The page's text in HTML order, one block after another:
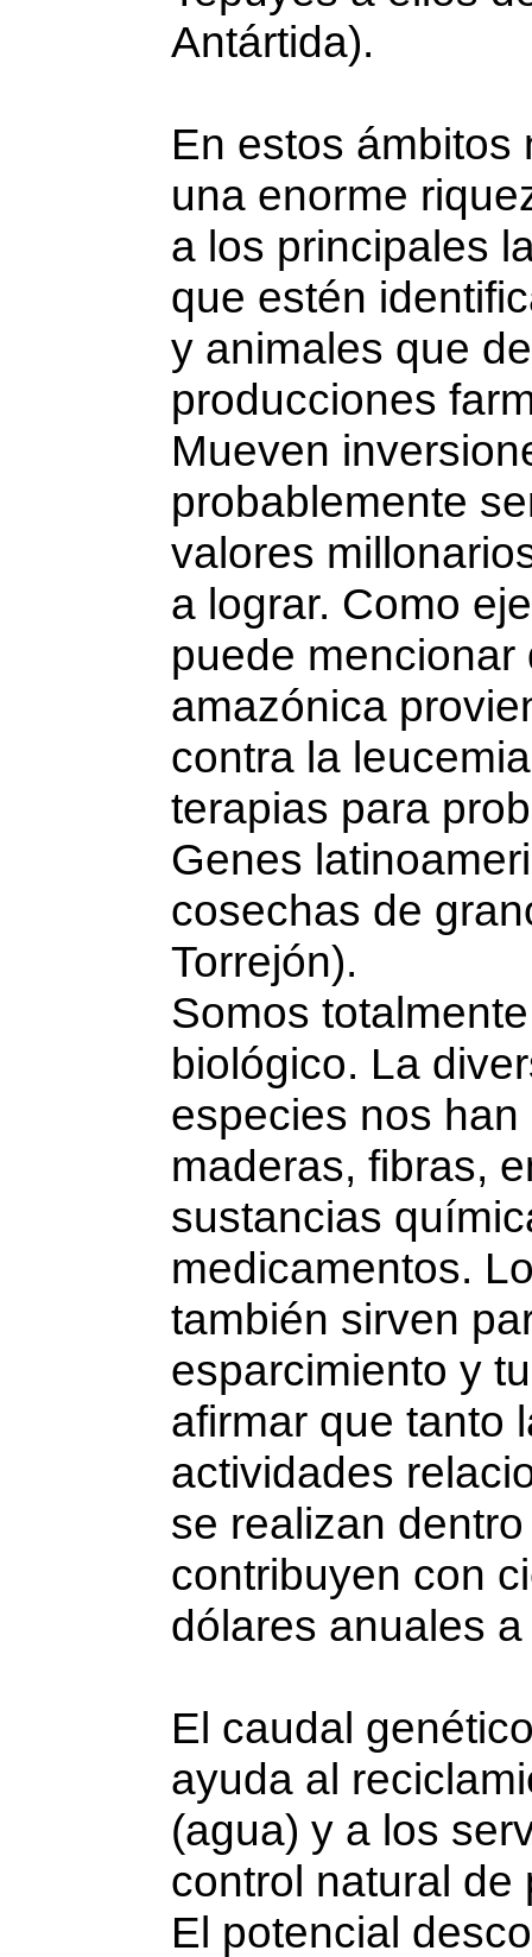
Antártida).
En estos ámbitos
una enorme
a los principales
que estén
y animales que
producciones
Mueven
probablemente
valores
a lograr. Como
puede
amazónica
contra la
terapias para
Genes
cosechas de
Torrejón).
Somos
biológico. La
especies nos
maderas, fibras,
sustancias
medicamentos.
también sirven
esparcimiento y
afirmar que tanto
actividades
se realizan
contribuyen con
dólares anuales
El caudal
ayuda al
(agua) y a los
control natural de
El potencial